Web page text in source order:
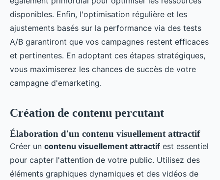
disponibles. Enfin, l'optimisation régulière et les
ajustements basés sur la performance via des tests
A/B garantiront que vos campagnes restent efficaces
et pertinentes. En adoptant ces étapes stratégiques,
vous maximiserez les chances de succès de votre
campagne d'emarketing.
Création de contenu percutant
Élaboration d'un contenu visuellement attractif
Créer un contenu visuellement attractif est essentiel
pour capter l'attention de votre public. Utilisez des
éléments graphiques dynamiques et des vidéos de